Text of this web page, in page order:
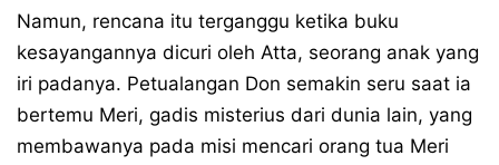
Namun, rencana itu terganggu ketika buku
kesayangannya dicuri oleh Atta, seorang anak yang
iri padanya. Petualangan Don semakin seru saat ia
bertemu Meri, gadis misterius dari dunia lain, yang
membawanya pada misi mencari orang tua Meri